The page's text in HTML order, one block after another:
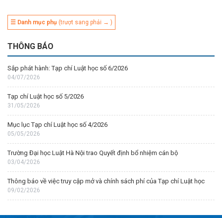
☰ Danh mục phụ (trượt sang phải → )
THÔNG BÁO
Sắp phát hành: Tạp chí Luật học số 6/2026
04/07/2026
Tạp chí Luật học số 5/2026
31/05/2026
Mục lục Tạp chí Luật học số 4/2026
05/05/2026
Trường Đại học Luật Hà Nội trao Quyết định bổ nhiệm cán bộ
03/04/2026
Thông báo về việc truy cập mở và chính sách phí của Tạp chí Luật học
09/02/2026